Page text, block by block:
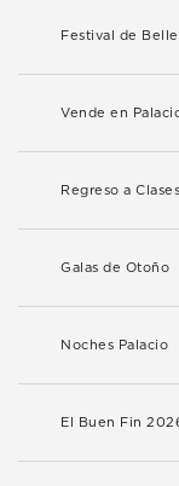
Festival de
Vende en
Regreso a Clases
Galas de Otoño
Noches Palacio
El Buen Fin